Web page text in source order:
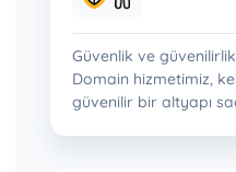
Güvenlik ve
Domain hizmetimiz,
güvenilir bir altyapı